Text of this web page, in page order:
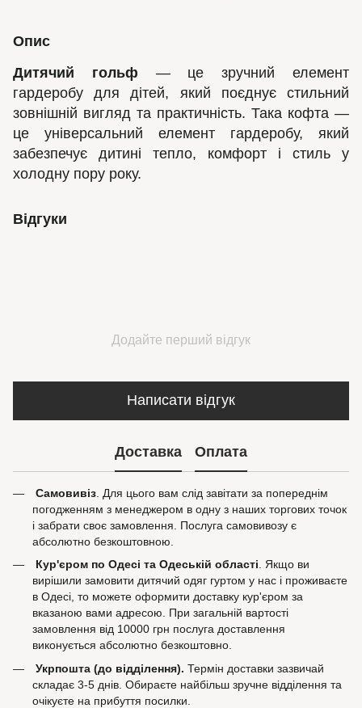
Опис
Дитячий гольф — це зручний елемент
гардеробу для дітей, який поєднує стильний
зовнішній вигляд та практичність. Така кофта —
це універсальний елемент гардеробу, який
забезпечує дитині тепло, комфорт і стиль у
холодну пору року.
Відгуки
Додайте перший відгук
Написати відгук
Доставка Оплата
Самовивіз . Для цього вам слід завітати за попереднім
погодженням з менеджером в одну з наших торгових точок
і забрати своє замовлення. Послуга самовивозу є
абсолютно безкоштовною.
Кур'єром по Одесі та Одеській області . Якщо ви
вирішили замовити дитячий одяг гуртом у нас і проживаєте
в Одесі, то можете оформити доставку кур'єром за
вказаною вами адресою. При загальній вартості
замовлення від 10000 грн послуга доставлення
виконується абсолютно безкоштовно.
Укрпошта (до відділення). Термін доставки зазвичай
складає 3-5 днів. Обираєте найбільш зручне відділення та
очікуєте на прибуття посилки.